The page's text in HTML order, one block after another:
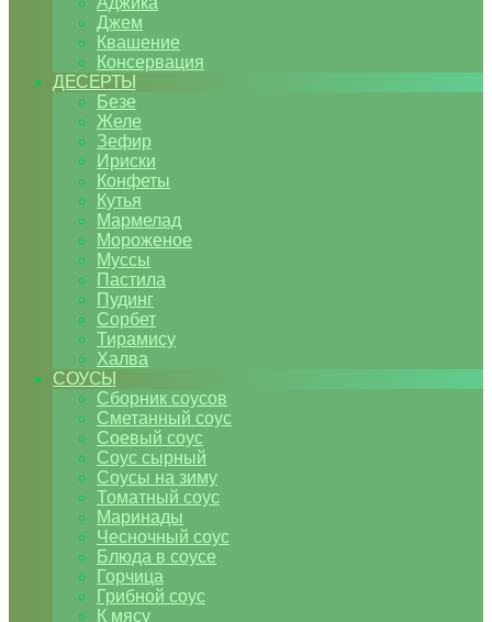
Джем
Квашение
Консервация
ДЕСЕРТЫ
Безе
Желе
Зефир
Ириски
Конфеты
Кутья
Мармелад
Мороженое
Муссы
Пастила
Пудинг
Сорбет
Тирамису
Халва
СОУСЫ
Сборник соусов
Сметанный соус
Соевый соус
Соус сырный
Соусы на зиму
Томатный соус
Маринады
Чесночный соус
Блюда в соусе
Горчица
Грибной соус
К мясу